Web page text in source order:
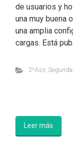
de usuarios y
una muy buena
una amplia
cargas. Está
2ºAsir,
Leer más